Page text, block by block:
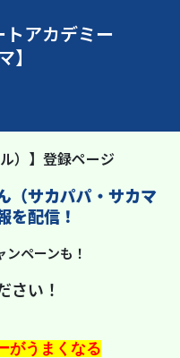
アカデミー
】
）】登録ページ
（サカパパ・サカマ
を配信！
ペーンも！
さい！
がうまくなる